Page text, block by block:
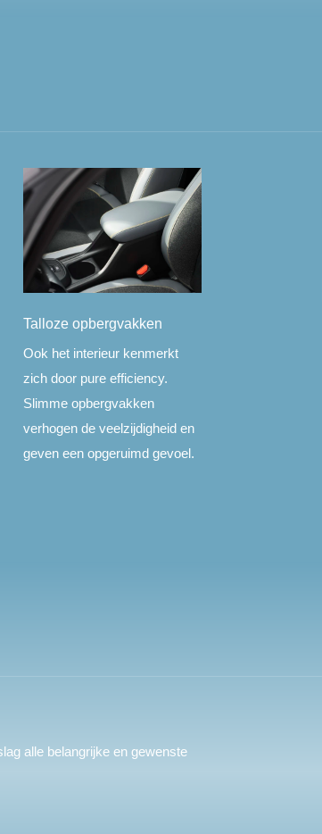
Talloze opbergvakken
Ook het interieur kenmerkt
zich door pure efficiency.
Slimme opbergvakken
verhogen de veelzijdigheid en
geven een opgeruimd gevoel.
alle belangrijke en gewenste